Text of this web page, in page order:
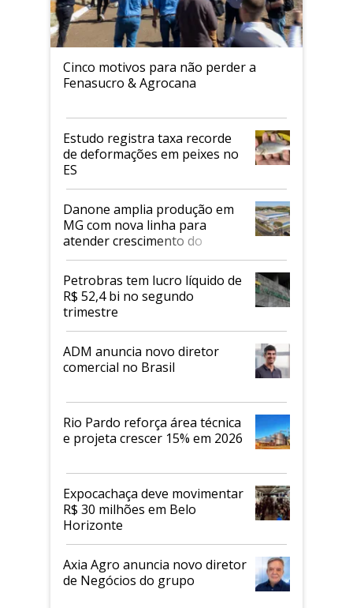
Cinco motivos para não perder a
Fenasucro & Agrocana
Estudo registra taxa recorde
de deformações em peixes no
ES
Danone amplia produção em
MG com nova linha para
atender crescimento do
mercado de alimentos
proteicos
Petrobras tem lucro líquido de
R$ 52,4 bi no segundo
trimestre
ADM anuncia novo diretor
comercial no Brasil
Rio Pardo reforça área técnica
e projeta crescer 15% em 2026
Expocachaça deve movimentar
R$ 30 milhões em Belo
Horizonte
Axia Agro anuncia novo diretor
de Negócios do grupo